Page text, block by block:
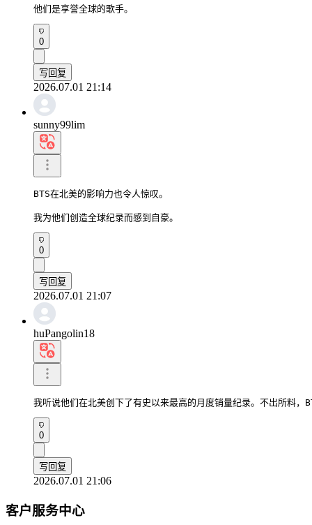
他们是享誉全球的歌手。
0
写回复
2026.07.01 21:14
sunny99lim
BTS在北美的影响力也令人惊叹。
我为他们创造全球纪录而感到自豪。
0
写回复
2026.07.01 21:07
huPangolin18
我听说他们在北美创下了有史以来最高的月度销量纪录。不出所料，
0
写回复
2026.07.01 21:06
客户服务中心